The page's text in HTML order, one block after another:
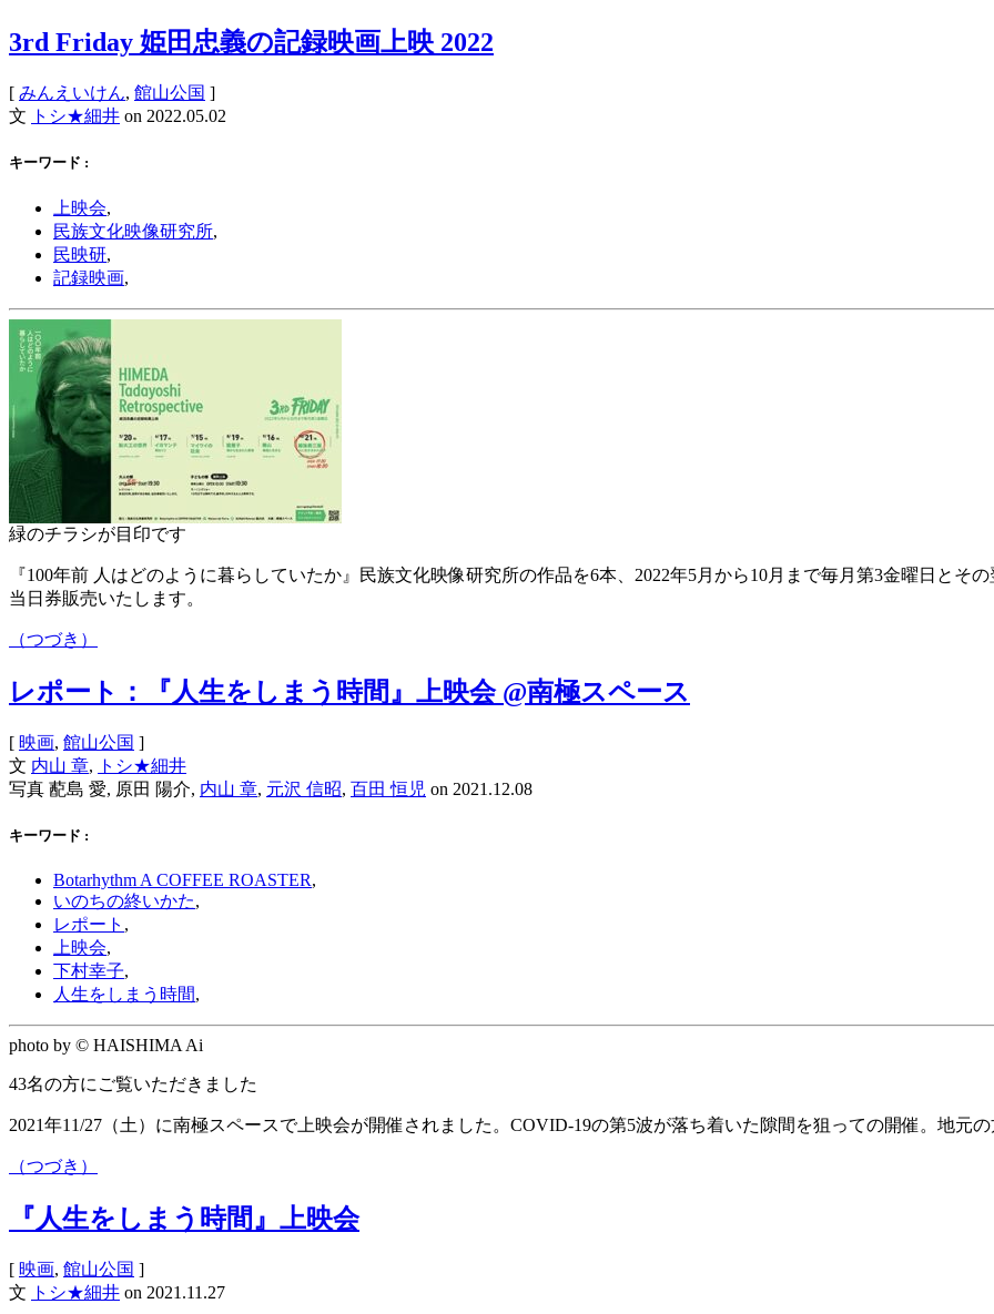
3rd Friday 姫田忠義の記録映画上映 2022
[ みんえいけん, 館山公国 ]
文
トシ★細井 on 2022.05.02
キーワード :
上映会,
民族文化映像研究所,
民映研,
記録映画,
緑のチラシが目印です
『100年前 人はどのように暮らしていたか』民族文化映像研究所の作品を6本、2022年5月から10月まで毎月第3金曜日とそ
当日券販売いたします。
（つづき）
レポート：『人生をしまう時間』上映会 @南極スペース
[ 映画, 館山公国 ]
文 内山 章,
トシ★細井
写真 蓜島 愛, 原田 陽介, 内山 章, 元沢 信昭, 百田 恒児 on 2021.12.08
キーワード :
Botarhythm A COFFEE ROASTER,
いのちの終いかた,
レポート ,
上映会,
下村幸子,
人生をしまう時間,
photo by © HAISHIMA Ai
43名の方にご覧いただきました
2021年11/27（土）に南極スペースで上映会が開催されました。COVID‑19の第5波が落ち着いた隙間を狙っての開催。地元
（つづき）
『人生をしまう時間』上映会
[ 映画, 館山公国 ]
文
トシ★細井 on 2021.11.27